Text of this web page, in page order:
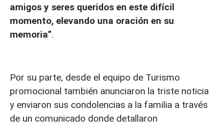
amigos y seres queridos en este difícil
momento, elevando una oración en su
memoria”.
Por su parte, desde el equipo de Turismo
promocional también anunciaron la triste noticia
y enviaron sus condolencias a la familia a través
de un comunicado donde detallaron